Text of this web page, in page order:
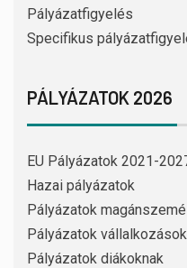
Pályázatfigyelés
Specifikus
PÁLYÁZATOK 2026
EU Pályázatok 2021-
Hazai pályázatok
Pályázatok
Pályázatok
Pályázatok diákoknak